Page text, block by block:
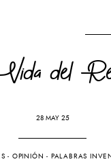
del
28 MAY 25
- OPINIÓN - PALABRAS